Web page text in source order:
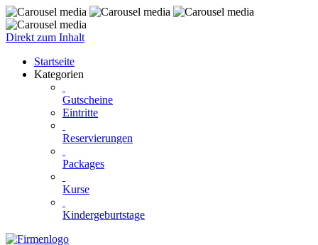
Direkt zum Inhalt
Startseite
Kategorien
Gutscheine
Eintritte
Reservierungen
Packages
Kurse
Kindergeburtstage